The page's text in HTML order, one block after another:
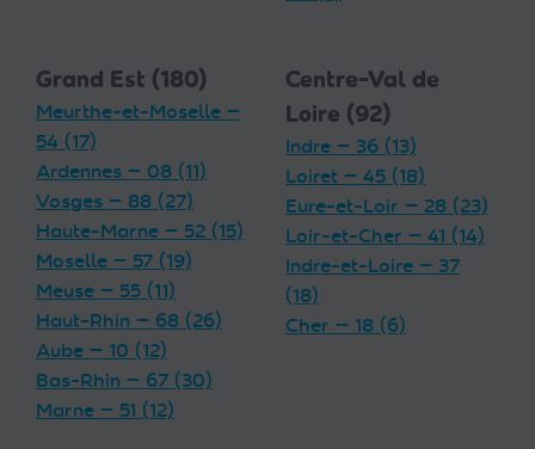
Grand Est (180)
Meurthe-et-Moselle —
54 (17)
Ardennes — 08 (11)
Vosges — 88 (27)
Haute-Marne — 52 (15)
Moselle — 57 (19)
Meuse — 55 (11)
Haut-Rhin — 68 (26)
Aube — 10 (12)
Bas-Rhin — 67 (30)
Marne — 51 (12)
Centre-Val de
Loire (92)
Indre — 36 (13)
Loiret — 45 (18)
Eure-et-Loir — 28 (23)
Loir-et-Cher — 41 (14)
Indre-et-Loire — 37
(18)
Cher — 18 (6)